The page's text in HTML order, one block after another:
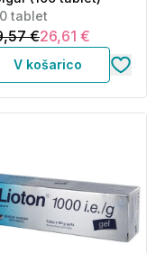
tablet
€26,61 €
V košarico